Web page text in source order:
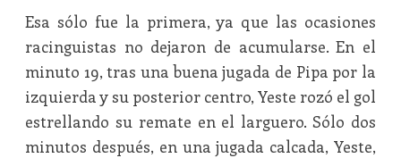
Esa sólo fue la primera, ya que las ocasiones
racinguistas no dejaron de acumularse. En el
minuto 19, tras una buena jugada de Pipa por la
izquierda y su posterior centro, Yeste rozó el gol
estrellando su remate en el larguero. Sólo dos
minutos después, en una jugada calcada, Yeste,